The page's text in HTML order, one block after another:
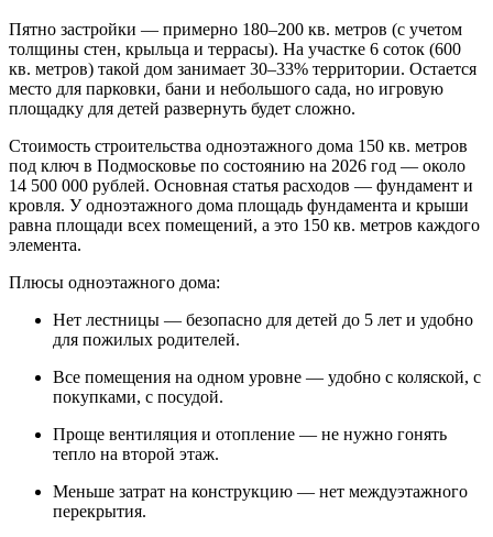
Пятно застройки — примерно 180–200 кв. метров (с учетом
толщины стен, крыльца и террасы). На участке 6 соток (600
кв. метров) такой дом занимает 30–33% территории. Остается
место для парковки, бани и небольшого сада, но игровую
площадку для детей развернуть будет сложно.
Стоимость строительства одноэтажного дома 150 кв. метров
под ключ в Подмосковье по состоянию на 2026 год — около
14 500 000 рублей. Основная статья расходов — фундамент и
кровля. У одноэтажного дома площадь фундамента и крыши
равна площади всех помещений, а это 150 кв. метров каждого
элемента.
Плюсы одноэтажного дома:
Нет лестницы — безопасно для детей до 5 лет и удобно
для пожилых родителей.
Все помещения на одном уровне — удобно с коляской, с
покупками, с посудой.
Проще вентиляция и отопление — не нужно гонять
тепло на второй этаж.
Меньше затрат на конструкцию — нет междуэтажного
перекрытия.